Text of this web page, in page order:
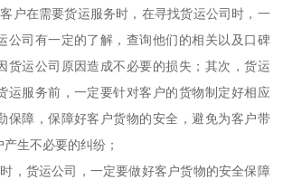
户在需要货运服务时，在寻找货运公司时，一
公司有一定的了解，查询他们的相关以及口碑
货运公司原因造成不必要的损失；其次，货运
运服务前，一定要针对客户的货物制定好相应
保障，保障好客户货物的安全，避免为客户带
生不必要的纠纷；
，货运公司，一定要做好客户货物的安全保障